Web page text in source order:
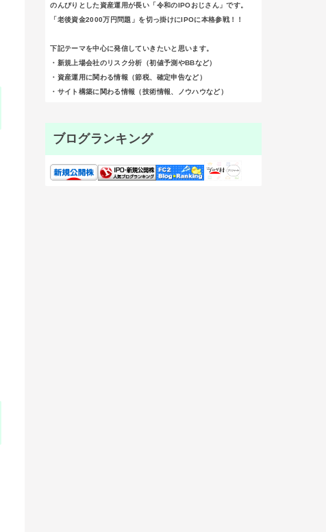
のんびりとした資産運用が長い「令和のIPOおじさん」です。
「老後資金2000万円問題」を切っ掛けにIPOに本格参戦！！
下記テーマを中心に発信していきたいと思います。
・新規上場会社のリスク分析（初値予測やBBなど）
・資産運用に関わる情報（節税、確定申告など）
・サイト構築に関わる情報（技術情報、ノウハウなど）
ブログランキング